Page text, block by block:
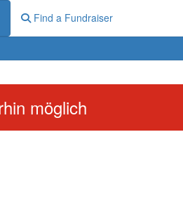
Find a Fundraiser
möglich